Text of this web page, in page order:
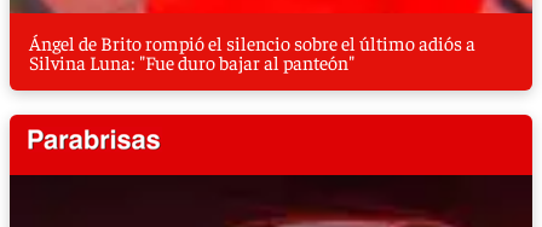
Ángel de Brito rompió el silencio sobre el último adiós a
Silvina Luna: "Fue duro bajar al panteón"